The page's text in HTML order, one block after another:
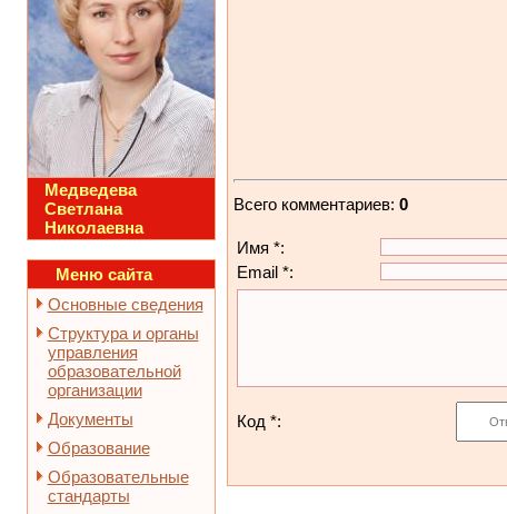
Медведева
Светлана
Николаевна
Меню сайта
Основные сведения
Структура и органы
управления
образовательной
организации
Документы
Образование
Образовательные
стандарты
Всего комментариев: 0
Имя *:
Email *:
Код *: